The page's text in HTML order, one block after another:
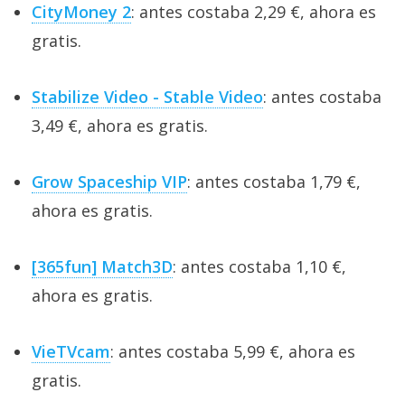
CityMoney 2: antes costaba 2,29 €, ahora es
gratis.
Stabilize Video - Stable Video: antes costaba
3,49 €, ahora es gratis.
Grow Spaceship VIP: antes costaba 1,79 €,
ahora es gratis.
[365fun] Match3D: antes costaba 1,10 €,
ahora es gratis.
VieTVcam: antes costaba 5,99 €, ahora es
gratis.